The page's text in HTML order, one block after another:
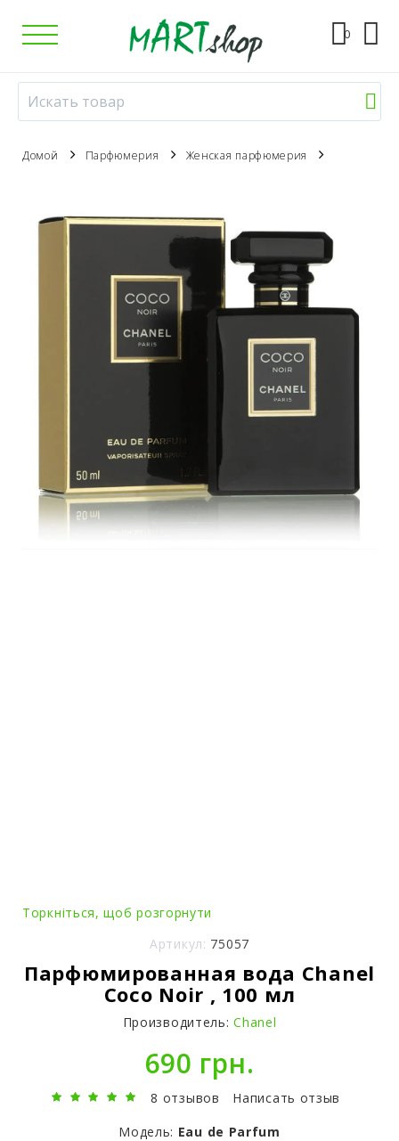
0
Домой Парфюмерия Женская парфюмерия
Торкніться, щоб розгорнути
Артикул: 75057
Парфюмированная вода Chanel
Coco Noir , 100 мл
Производитель: Chanel
690 грн.
8 отзывов
Написать отзыв
Модель: Eau de Parfum